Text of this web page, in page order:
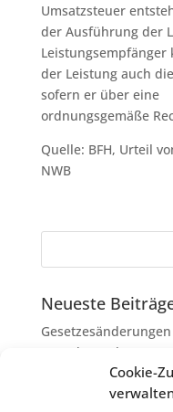
Cookie-
Umsatzsteuer
der Ausführung der
der Leistung auch
sofern er über eine
ordnungsgemäße
Quelle: BFH, Urteil
NWB
Neueste
Grunderwerbsteuer
Erbschaftsteuer: